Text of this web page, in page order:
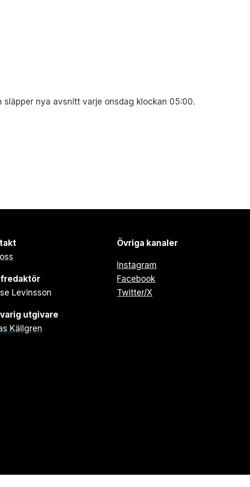
släpper nya avsnitt varje onsdag klockan 05:00.
Levinsson
utgivare
Källgren
Övriga kanaler
Instagram
Facebook
Twitter/X